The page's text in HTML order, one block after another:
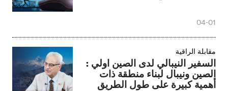
04-01
مقابلة الراقية
السفير النيبالي لدى الصين اولي :
الصين ونيبال لبناء منطقة ذات
أهمية كبيرة على طول الطريق